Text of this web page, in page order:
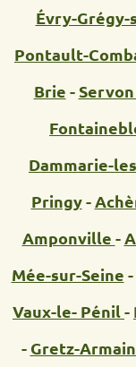
Évry-Grégy-
Pontault-
Brie - Servon
Dammarie-
Pringy-
Amponville -
Mée-sur-Seine -
Vaux-le- Pénil -
- Gretz-